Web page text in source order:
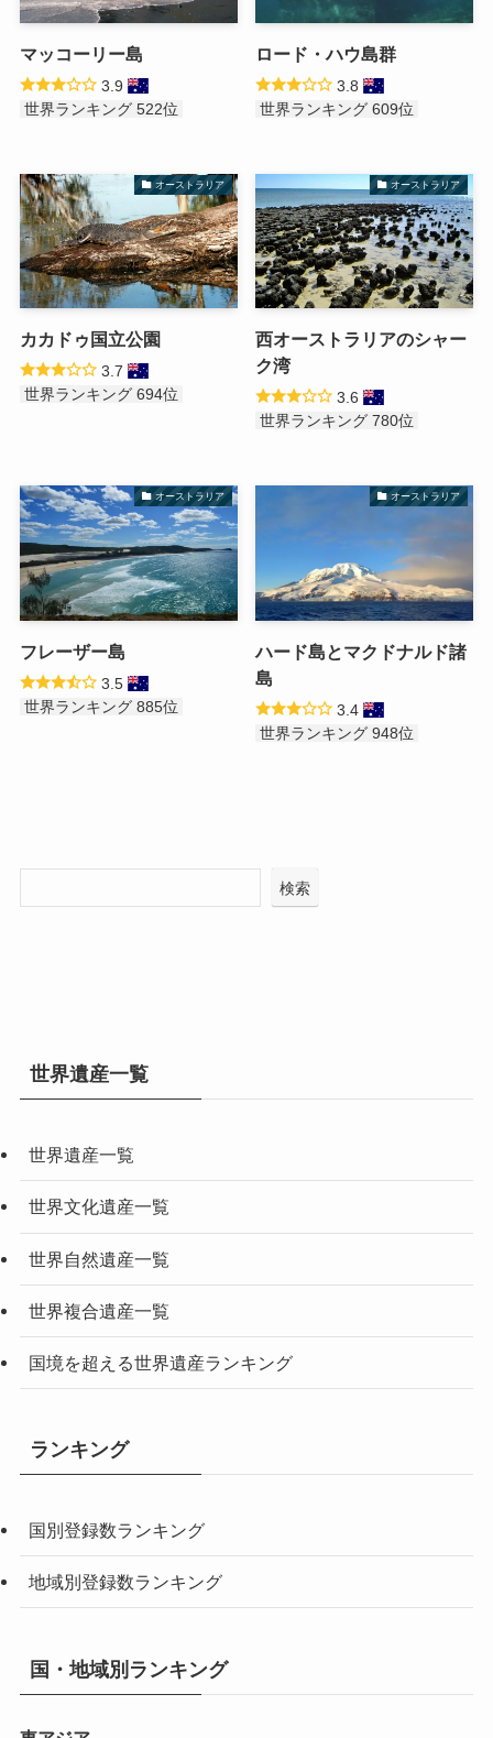
マッコーリー島
3.9
世界ランキング 522位
ロード・ハウ島群
3.8
世界ランキング 609位
オーストラリア
カカドゥ国立公園
3.7
世界ランキング 694位
オーストラリア
西オーストラリアのシャー
ク湾
3.6
世界ランキング 780位
オーストラリア
フレーザー島
3.5
世界ランキング 885位
オーストラリア
ハード島とマクドナルド諸
島
3.4
世界ランキング 948位
検索
世界遺産一覧
世界遺産一覧
世界文化遺産一覧
世界自然遺産一覧
世界複合遺産一覧
国境を超える世界遺産ランキング
ランキング
国別登録数ランキング
地域別登録数ランキング
国・地域別ランキング